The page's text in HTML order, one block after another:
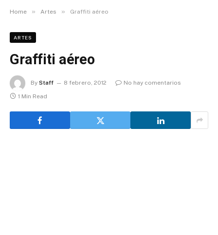
Home » Artes » Graffiti aéreo
ARTES
Graffiti aéreo
By Staff 8 febrero, 2012
No hay comentarios
1 Min Read